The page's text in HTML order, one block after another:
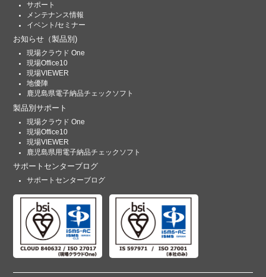
サポート
メンテナンス情報
イベント/セミナー
お知らせ （製品別)
現場クラウド One
現場Office10
現場VIEWER
地優陣
鹿児島県電子納品チェックソフト
製品別サポート
現場クラウド One
現場Office10
現場VIEWER
鹿児島県用電子納品チェックソフト
サポートセンターブログ
サポートセンターブログ